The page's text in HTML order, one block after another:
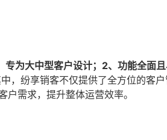
专为大中型客户设计；2、功能全面
，纷享销客不仅提供了全方位的客
需求，提升整体运营效率。